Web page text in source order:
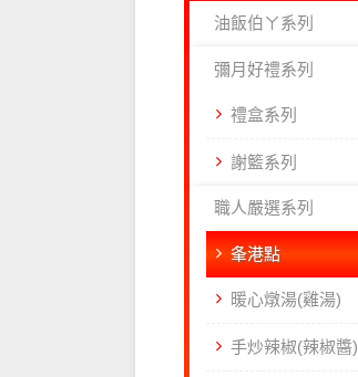
油飯伯ㄚ系列
彌月好禮系列
禮盒系列
謝籃系列
職人嚴選系列
夆港點
暖心燉湯(雞湯)
手炒辣椒(辣椒醬)